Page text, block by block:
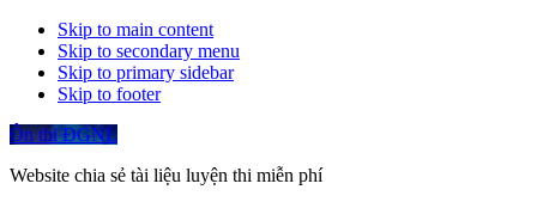
Skip to main content
Skip to secondary menu
Skip to primary sidebar
Skip to footer
Ôn thi ĐGNL
Website chia sẻ tài liệu luyện thi miễn phí